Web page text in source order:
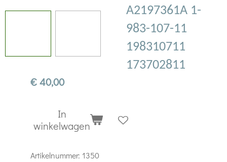
A2197361A 1-
983-107-11
198310711
173702811
€ 40,00
In
winkelwagen
Artikelnummer: 1350